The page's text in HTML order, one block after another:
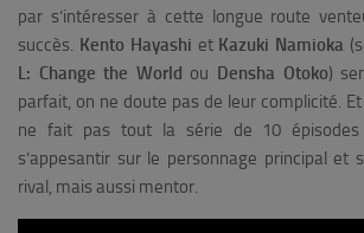
par s’intéresser à cette longue route
succès. Kento Hayashi et Kazuki Namioka
L: Change the World ou Densha Otoko)
parfait, on ne doute pas de leur complicité.
ne fait pas tout la série de 10 épisodes
s’appesantir sur le personnage principal et
rival, mais aussi mentor.